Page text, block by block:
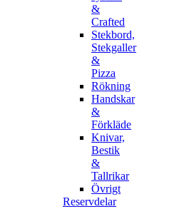
&
Crafted
Stekbord,
Stekgaller
&
Pizza
Rökning
Handskar
&
Förkläde
Knivar,
Bestik
&
Tallrikar
Övrigt
Reservdelar